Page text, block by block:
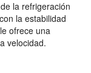
la refrigeración
la estabilidad
ofrece una
velocidad.